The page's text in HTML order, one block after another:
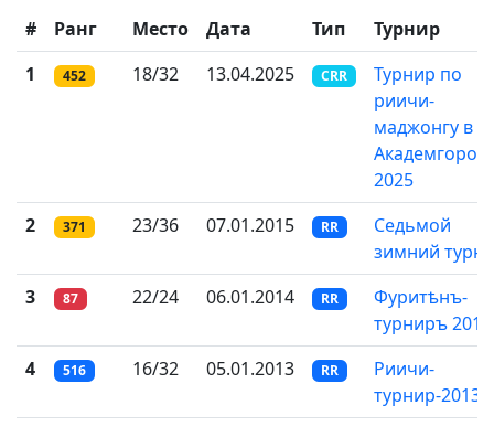
# Ранг Место Дата Тип
Турнир
1
452 18/32 13.04.2025 CRR
Турнир по
риичи-
маджонгу в
2025
2
371 23/36 07.01.2015 RR
Седьмой
зимний
3
87 22/24 06.01.2014 RR
Фуритѣнъ-
турниръ 2014
4
516 16/32 05.01.2013 RR
Риичи-
турнир-2013